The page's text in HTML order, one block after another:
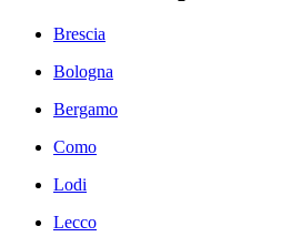
Brescia
Bologna
Bergamo
Como
Lodi
Lecco